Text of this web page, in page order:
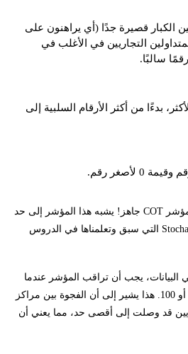
الكبار قصيرة جدًا (أي يراهنون على
التجاريين في الأغلب في
سالبًا.
بدءًا من أكثر الأرقام السلبية إلى
بهذه الطريقة، سيكون لديك مؤشر COT جاهز! يشبه هذا المؤشر إلى حد
كبير مؤشرات مثل RSI وStochastic التي سبق وتعلمناها في الدروس
يجب أن تراقب المؤشر عندما
يصل إلى مستوى متطرف: 0 أو 100. هذا يشير إلى أن الفجوة بين مراكز
قد وصلت إلى أقصى حد، مما يعني أن